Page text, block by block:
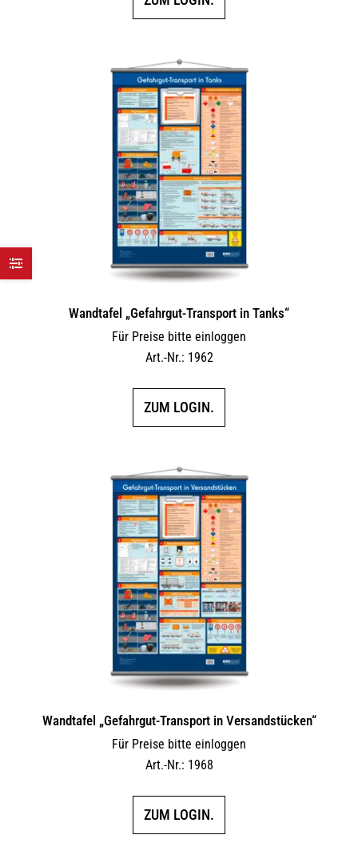
Wandtafel „Gefahrgut-Transport in Tanks“
Für Preise bitte einloggen
Art.-Nr.: 1962
ZUM LOGIN.
Wandtafel „Gefahrgut-Transport in Versandstücken“
Für Preise bitte einloggen
Art.-Nr.: 1968
ZUM LOGIN.